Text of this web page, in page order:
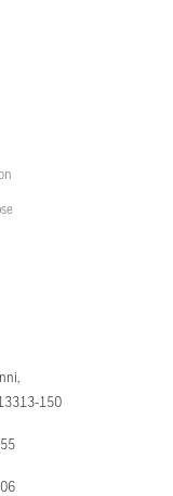
13313-150